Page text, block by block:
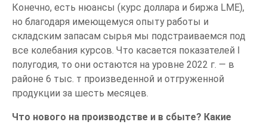
Конечно, есть нюансы (курс доллара и биржа LME),
но благодаря имеющемуся опыту работы и
складским запасам сырья мы подстраиваемся под
все колебания курсов. Что касается показателей I
полугодия, то они остаются на уровне 2022 г. — в
районе 6 тыс. т произведенной и отгруженной
продукции за шесть месяцев.
Что нового на производстве и в сбыте? Какие